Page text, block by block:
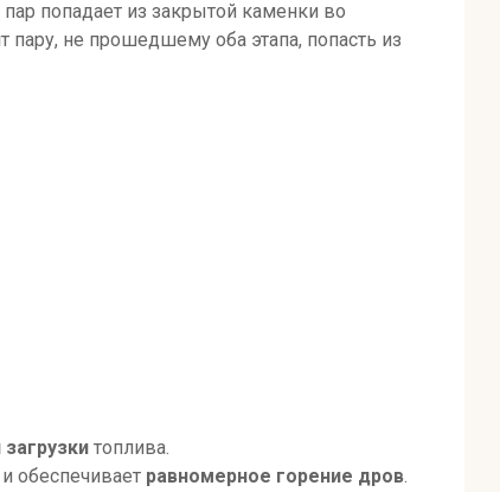
попадает из закрытой каменки во
не прошедшему оба этапа, попасть из
топлива.
и обеспечивает равномерное горение дров.